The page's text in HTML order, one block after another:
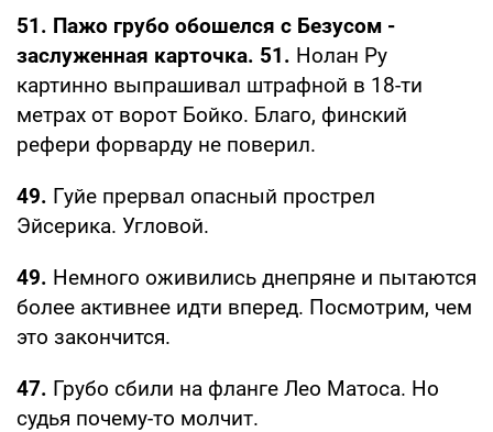
51. Пажо грубо обошелся с Безусом -
заслуженная карточка. 51. Нолан Ру
картинно выпрашивал штрафной в 18-ти
метрах от ворот Бойко. Благо, финский
рефери форварду не поверил.
49. Гуйе прервал опасный прострел
Эйсерика. Угловой.
49. Немного оживились днепряне и пытаются
более активнее идти вперед. Посмотрим, чем
это закончится.
47. Грубо сбили на фланге Лео Матоса. Но
судья почему-то молчит.